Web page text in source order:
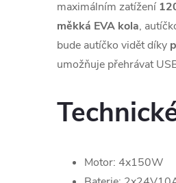
maximálním zatížení
měkká EVA kola,
bude autíčko vidět díky
umožňuje přehrávat
Motor: 4x150W